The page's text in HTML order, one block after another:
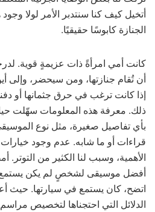
أتخيل كيف كنا سنتدبر الأمر لولا
الجنازة كابوسًا حقيقيًا.
كانت أمي امرأةً ذات عزيمةٍ قوية.
أن تُقام جنازتها، ومن سيحضر، وإلى
إذا كانت ترغب في حرق جثمانها أو
ذلك. معرفة هذه المعلومات سهّلت
بأي تفاصيل صغيرة، مثل نوع
قراءات أو ما شابه. عدم وجود خيارات
الأهمية، وسبب لنا الكثير من
أفضل موسيقى لشخصٍ لم يكن يستمع إلا
اتضح، كان يستمع في سيارتها. حيث
الدلائل التي احتجناها لتخصيص مراسم